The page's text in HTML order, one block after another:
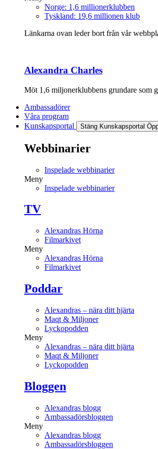
Norge: 1,6 millionerklubben
Tyskland: 19,6 millionen klub
Länkarna ovan leder bort från vår
Alexandra Charles
Möt 1,6 miljonerklubbens grundare som
Ambassadörer
Våra program
Kunskapsportal
Stäng Kunskapsportal
Webbinarier
Inspelade webbinarier
Meny
Inspelade webbinarier
TV
Alexandras Hörna
Filmarkivet
Meny
Alexandras Hörna
Filmarkivet
Poddar
Alexandras – nära ditt hjärta
Maqt & Miljoner
Lyckopodden
Meny
Alexandras – nära ditt hjärta
Maqt & Miljoner
Lyckopodden
Bloggen
Alexandras blogg
Ambassadörsbloggen
Meny
Alexandras blogg
Ambassadörsbloggen